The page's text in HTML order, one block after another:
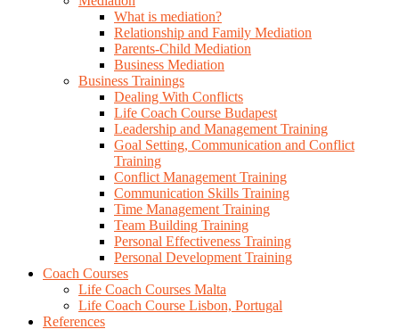
What is mediation?
Relationship and Family Mediation
Parents-Child Mediation
Business Mediation
Business Trainings
Dealing With Conflicts
Life Coach Course Budapest
Leadership and Management Training
Goal Setting, Communication and Conflict
Training
Conflict Management Training
Communication Skills Training
Time Management Training
Team Building Training
Personal Effectiveness Training
Personal Development Training
Coach Courses
Life Coach Courses Malta
Life Coach Course Lisbon, Portugal
References